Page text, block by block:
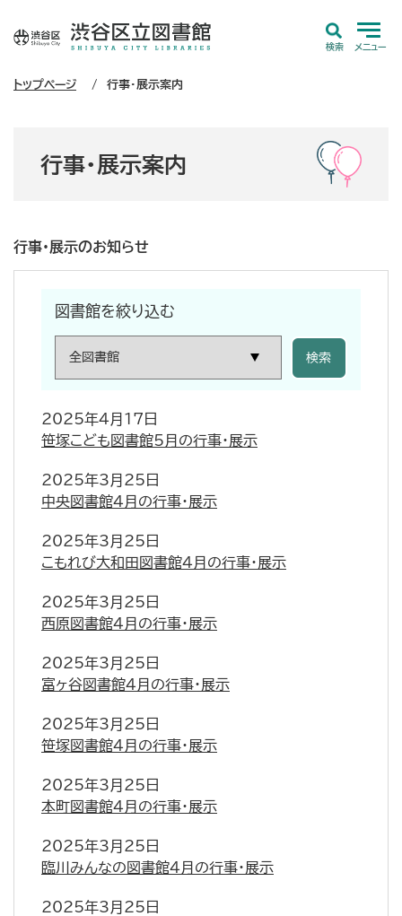
検索 メニュー
トップページ 行事・展示案内
行事・展示案内
行事・展示のお知らせ
図書館を絞り込む
2025年4月17日
笹塚こども図書館5月の行事・展示
2025年3月25日
中央図書館4月の行事・展示
2025年3月25日
こもれび大和田図書館4月の行事・展示
2025年3月25日
西原図書館4月の行事・展示
2025年3月25日
富ヶ谷図書館4月の行事・展示
2025年3月25日
笹塚図書館4月の行事・展示
2025年3月25日
本町図書館4月の行事・展示
2025年3月25日
臨川みんなの図書館4月の行事・展示
2025年3月25日